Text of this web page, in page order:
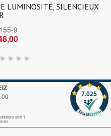
LUMINOSITÉ, SILENCIEUX
9
sind 1
7.025